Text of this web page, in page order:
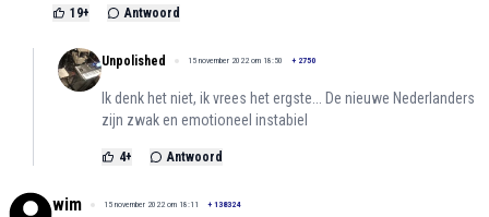
19+ Antwoord
Unpolished 15 november 2022 om 18:50 + 2750
Ik denk het niet, ik vrees het ergste... De nieuwe Nederlanders
zijn zwak en emotioneel instabiel
4+ Antwoord
wim 15 november 2022 om 18:11 + 138324